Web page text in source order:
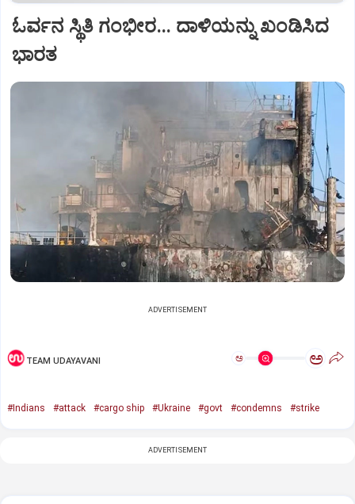
ಓರ್ವನ ಸ್ಥಿತಿ ಗಂಭೀರ... ದಾಳಿಯನ್ನು ಖಂಡಿಸಿದ
ಭಾರತ
ADVERTISEMENT
TEAM UDAYAVANI ಅ ಅ
#Indians #attack #cargo ship #Ukraine #govt #condemns #strike
ADVERTISEMENT